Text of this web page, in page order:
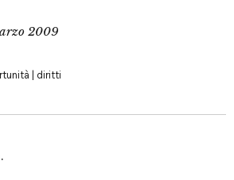
2009
| diritti